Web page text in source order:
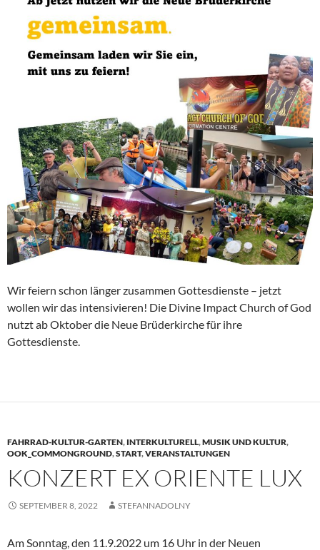
Wir feiern schon länger zusammen Gottesdienste – jetzt
wollen wir das intensivieren! Die Divine Impact Church of God
nutzt ab Oktober die Neue Brüderkirche für ihre
Gottesdienste.
FAHRRAD-KULTUR-GARTEN, INTERKULTURELL,MUSIK UND KULTUR,
OOK_COMMONGROUND,START,VERANSTALTUNGEN
KONZERT EX ORIENTE LUX
SEPTEMBER 8, 2022 STEFANNADOLNY
Am Sonntag, den 11.9.2022 um 16 Uhr in der Neuen